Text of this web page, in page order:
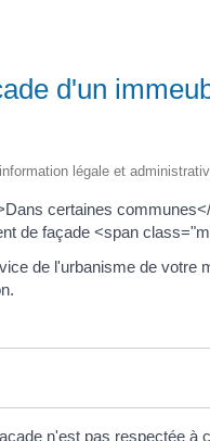
d'un
légale et
certaines
de façade <span
de l'urbanisme de votre
n'est pas respectée